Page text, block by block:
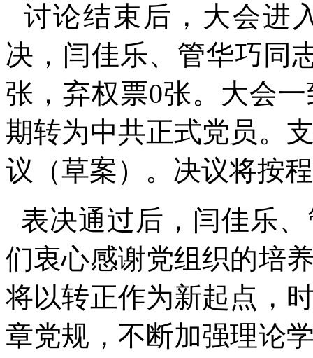
讨论结束后，大会进
决，闫佳乐、管华巧同
张，弃权票0张。大会
期转为中共正式党员。
议（草案）。决议将按
表决通过后，闫佳乐
们衷心感谢党组织的培
将以转正作为新起点，
章党规，不断加强理论